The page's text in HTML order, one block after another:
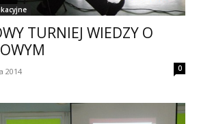
TURNIEJ WIEDZY O
2014 0